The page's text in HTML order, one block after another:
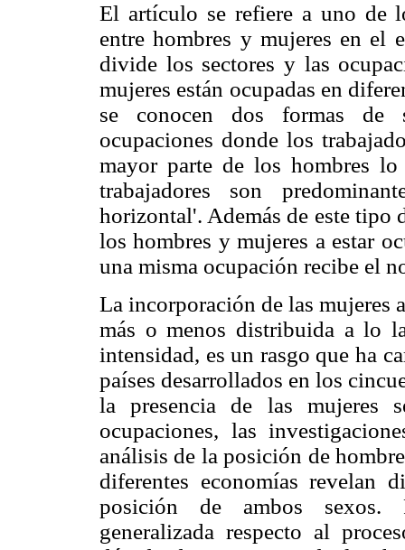
El artículo se refiere a uno de
entre hombres y mujeres en el
divide los sectores y las
mujeres están ocupadas en
se conocen dos formas de
ocupaciones donde los
mayor parte de los hombres
trabajadores son
horizontal'. Además de este tipo
los hombres y mujeres a estar
una misma ocupación recibe el
La incorporación de las mujeres
más o menos distribuida a lo
intensidad, es un rasgo que ha
países desarrollados en los
la presencia de las mujeres
ocupaciones, las
análisis de la posición de
diferentes economías revelan
posición de ambos sexos.
generalizada respecto al